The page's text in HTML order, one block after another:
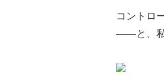
コントロ
――と、私